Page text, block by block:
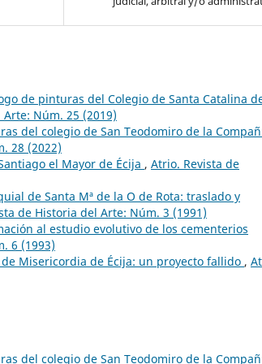
de pinturas del Colegio de Santa Catalina
Núm. 25 (2019)
del colegio de San Teodomiro de la
28 (2022)
el Mayor de Écija , Atrio. Revista de
de Santa Mª de la O de Rota: traslado y
de Historia del Arte: Núm. 3 (1991)
al estudio evolutivo de los cementerios
6 (1993)
Misericordia de Écija: un proyecto fallido ,
del colegio de San Teodomiro de la